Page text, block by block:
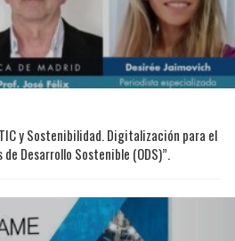
y Sostenibilidad. Digitalización para el
Desarrollo Sostenible (ODS)”.